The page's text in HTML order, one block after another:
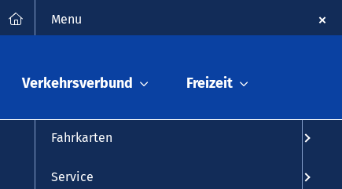
Verkehrsverbund Freizeit
Menu
Fahrkarten
Service